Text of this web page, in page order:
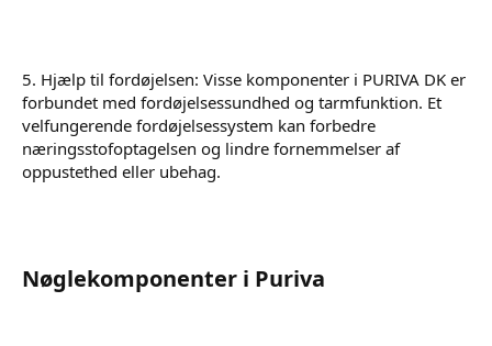
5. Hjælp til fordøjelsen: Visse komponenter i PURIVA DK er
forbundet med fordøjelsessundhed og tarmfunktion. Et
velfungerende fordøjelsessystem kan forbedre
næringsstofoptagelsen og lindre fornemmelser af
oppustethed eller ubehag.
Nøglekomponenter i Puriva